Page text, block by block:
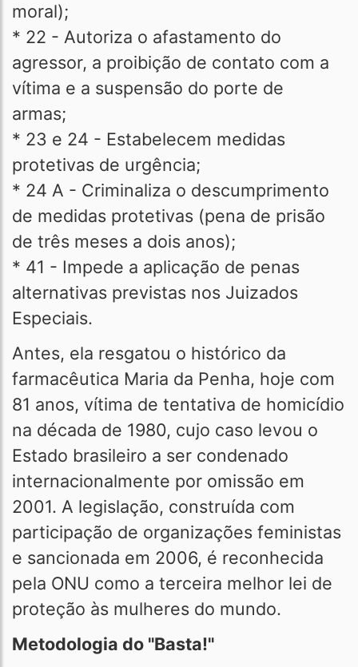
moral);
* 22 - Autoriza o afastamento do
agressor, a proibição de contato com a
vítima e a suspensão do porte de
armas;
* 23 e 24 - Estabelecem medidas
protetivas de urgência;
* 24 A - Criminaliza o descumprimento
de medidas protetivas (pena de prisão
de três meses a dois anos);
* 41 - Impede a aplicação de penas
alternativas previstas nos Juizados
Especiais.
Antes, ela resgatou o histórico da
farmacêutica Maria da Penha, hoje com
81 anos, vítima de tentativa de homicídio
na década de 1980, cujo caso levou o
Estado brasileiro a ser condenado
internacionalmente por omissão em
2001. A legislação, construída com
participação de organizações feministas
e sancionada em 2006, é reconhecida
pela ONU como a terceira melhor lei de
proteção às mulheres do mundo.
Metodologia do "Basta!"